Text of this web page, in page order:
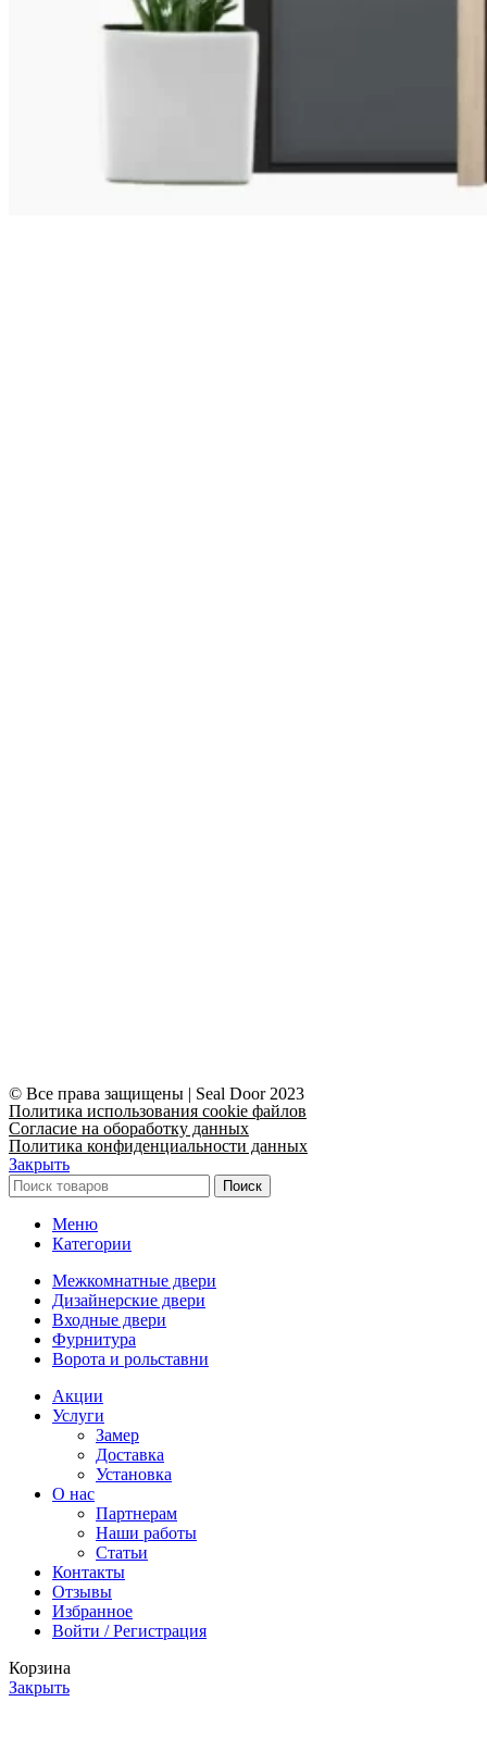
© Все права защищены | Seal Door 2023
Политика использования cookie файлов
Согласие на обоработку данных
Политика конфиденциальности данных
Закрыть
Поиск
Меню
Категории
Межкомнатные двери
Дизайнерские двери
Входные двери
Фурнитура
Ворота и рольставни
Акции
Услуги
Замер
Доставка
Установка
О нас
Партнерам
Наши работы
Статьи
Контакты
Отзывы
Избранное
Войти / Регистрация
Корзина
Закрыть